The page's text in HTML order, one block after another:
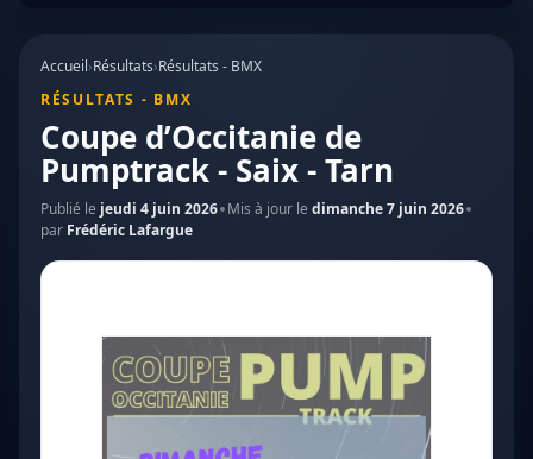
Accueil›Résultats›Résultats - BMX
RÉSULTATS - BMX
Coupe d’Occitanie de
Pumptrack - Saix - Tarn
Publié le jeudi 4 juin 2026 Mis à jour le dimanche 7 juin 2026
par Frédéric Lafargue